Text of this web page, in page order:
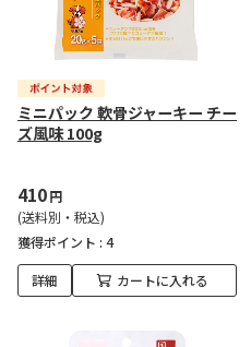
ミニパック 軟骨ジャーキー チー
ズ風味 100g
410円
(送料別・税込)
獲得ポイント : 4
詳細 カートに入れる